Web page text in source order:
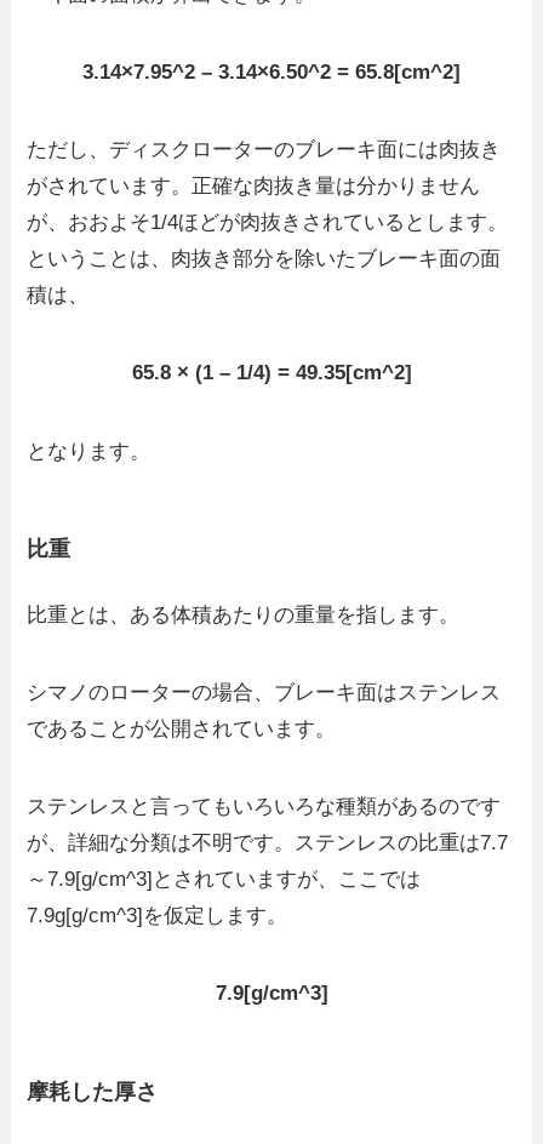
3.14×7.95^2 – 3.14×6.50^2 = 65.8[cm^2]
ただし、ディスクローターのブレーキ面には肉抜き
がされています。正確な肉抜き量は分かりません
が、おおよそ1/4ほどが肉抜きされているとします。
ということは、肉抜き部分を除いたブレーキ面の面
積は、
65.8 × (1 – 1/4) = 49.35[cm^2]
となります。
比重
比重とは、ある体積あたりの重量を指します。
シマノのローターの場合、ブレーキ面はステンレス
であることが公開されています。
ステンレスと言ってもいろいろな種類があるのです
が、詳細な分類は不明です。ステンレスの比重は7.7
～7.9[g/cm^3]とされていますが、ここでは
7.9g[g/cm^3]を仮定します。
7.9[g/cm^3]
摩耗した厚さ